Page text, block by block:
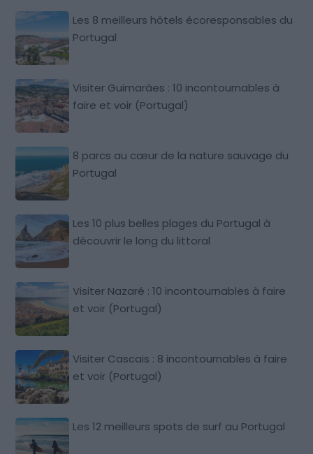
Les 8 meilleurs hôtels écoresponsables du
Portugal
Visiter Guimarães : 10 incontournables à
faire et voir (Portugal)
8 parcs au cœur de la nature sauvage du
Portugal
Les 10 plus belles plages du Portugal à
découvrir le long du littoral
Visiter Nazaré : 10 incontournables à faire
et voir (Portugal)
Visiter Cascais : 8 incontournables à faire
et voir (Portugal)
Les 12 meilleurs spots de surf au Portugal